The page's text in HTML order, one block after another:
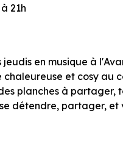
à 21h
en musique à
et cosy au
planches à
détendre, partager,